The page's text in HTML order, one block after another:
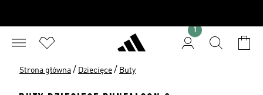
1
Strona główna / Dziecięce / Buty